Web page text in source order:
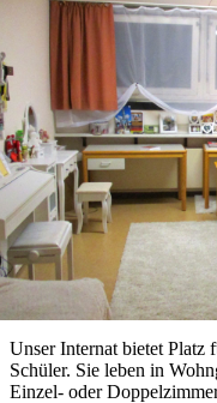
Unser Internat bietet Platz
Schüler. Sie leben in
Einzel- oder